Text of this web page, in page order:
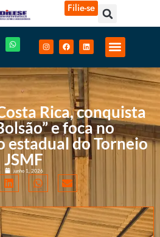
Filie-se
Rica, conquista
e foca no
do Torneio
JSMF
junho 1, 2026